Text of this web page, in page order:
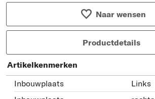
Naar wensen
Productdetails
Artikelkenmerken
Inbouwplaats
Links